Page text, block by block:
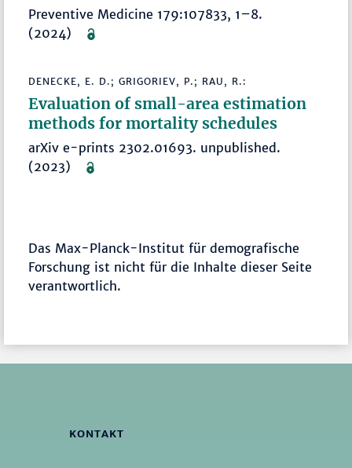
Preventive Medicine 179:107833, 1–8.
(2024)
DENECKE, E. D.; GRIGORIEV, P.; RAU, R.:
Evaluation of small-area estimation
methods for mortality schedules
arXiv e-prints 2302.01693. unpublished.
(2023)
Das Max-Planck-Institut für demografische
Forschung ist nicht für die Inhalte dieser Seite
verantwortlich.
KONTAKT